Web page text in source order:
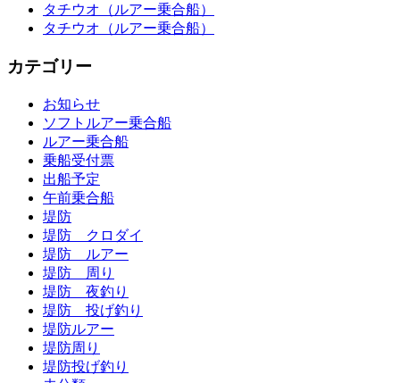
タチウオ（ルアー乗合船）
タチウオ（ルアー乗合船）
カテゴリー
お知らせ
ソフトルアー乗合船
ルアー乗合船
乗船受付票
出船予定
午前乗合船
堤防
堤防 クロダイ
堤防 ルアー
堤防 周り
堤防 夜釣り
堤防 投げ釣り
堤防ルアー
堤防周り
堤防投げ釣り